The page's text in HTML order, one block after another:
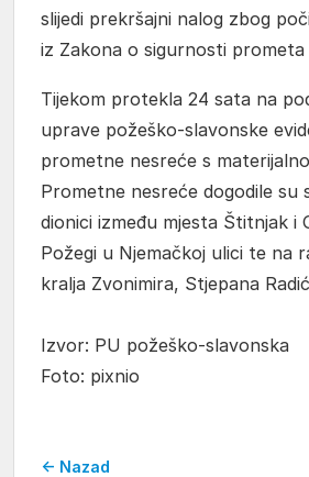
slijedi prekršajni nalog zbog
iz Zakona o sigurnosti prometa
Tijekom protekla 24 sata na
uprave požeško-slavonske
prometne nesreće s
Prometne nesreće dogodile su
dionici između mjesta Štitnjak i
Požegi u Njemačkoj ulici te na
kralja Zvonimira, Stjepana
Izvor: PU požeško-slavonska
Foto: pixnio
← Nazad